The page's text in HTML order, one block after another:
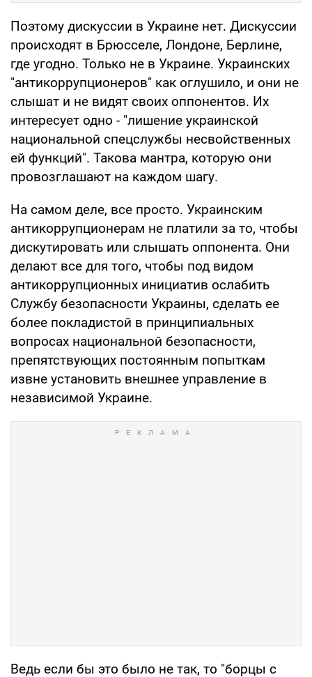
Поэтому дискуссии в Украине нет. Дискуссии
происходят в Брюсселе, Лондоне, Берлине,
где угодно. Только не в Украине. Украинских
"антикоррупционеров" как оглушило, и они не
слышат и не видят своих оппонентов. Их
интересует одно - "лишение украинской
национальной спецслужбы несвойственных
ей функций". Такова мантра, которую они
провозглашают на каждом шагу.
На самом деле, все просто. Украинским
антикоррупционерам не платили за то, чтобы
дискутировать или слышать оппонента. Они
делают все для того, чтобы под видом
антикоррупционных инициатив ослабить
Службу безопасности Украины, сделать ее
более покладистой в принципиальных
вопросах национальной безопасности,
препятствующих постоянным попыткам
извне установить внешнее управление в
независимой Украине.
Ведь если бы это было не так, то "борцы с